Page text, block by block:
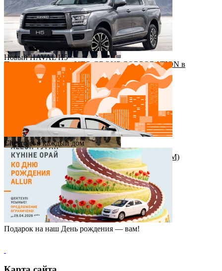
Приезд руководства YTO GROUP CORPORATION в
Казахстан
Награда от штаб-квартиры Great Wall Motor (GWM)
Новый HAVAL H5
Chevrolet в каждый дом
Подарок на наш День рождения — вам!